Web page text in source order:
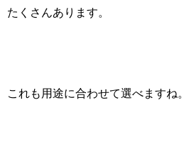
たくさんあります。
これも用途に合わせて選べますね。